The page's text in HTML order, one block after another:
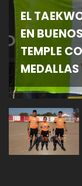
EL
EN
TEMPLE
MEDALLAS